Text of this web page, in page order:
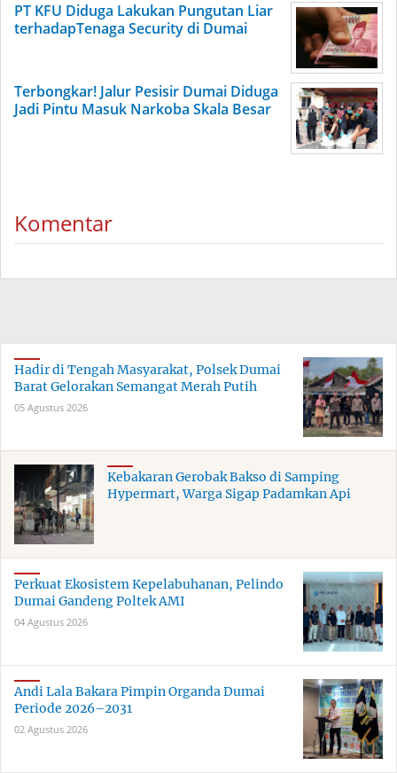
PT KFU Diduga Lakukan Pungutan Liar
terhadapTenaga Security di Dumai
Terbongkar! Jalur Pesisir Dumai Diduga
Jadi Pintu Masuk Narkoba Skala Besar
Komentar
Hadir di Tengah Masyarakat, Polsek Dumai
Barat Gelorakan Semangat Merah Putih
05 Agustus 2026
Kebakaran Gerobak Bakso di Samping
Hypermart, Warga Sigap Padamkan Api
Perkuat Ekosistem Kepelabuhanan, Pelindo
Dumai Gandeng Poltek AMI
04 Agustus 2026
Andi Lala Bakara Pimpin Organda Dumai
Periode 2026–2031
02 Agustus 2026